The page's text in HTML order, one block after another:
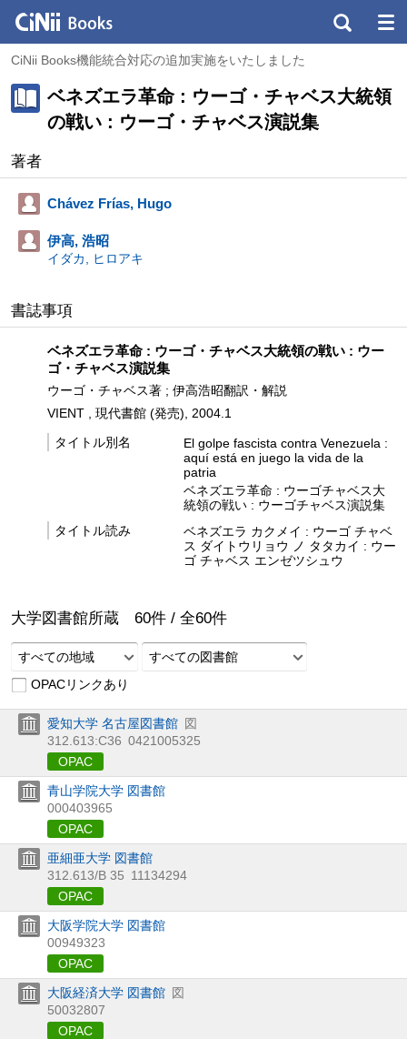
CiNii Books機能統合対応の追加実施をいたしました
ベネズエラ革命 : ウーゴ・チャベス大統領
の戦い : ウーゴ・チャベス演説集
著者
Chávez Frías, Hugo
伊高, 浩昭
イダカ, ヒロアキ
書誌事項
ベネズエラ革命 : ウーゴ・チャベス大統領の戦い : ウー
ゴ・チャベス演説集
ウーゴ・チャベス著 ; 伊高浩昭翻訳・解説
VIENT , 現代書館 (発売), 2004.1
タイトル別名
El golpe fascista contra Venezuela :
aquí está en juego la vida de la
patria
ベネズエラ革命 : ウーゴチャベス大
統領の戦い : ウーゴチャベス演説集
タイトル読み
ベネズエラ カクメイ : ウーゴ チャベ
ス ダイトウリョウ ノ タタカイ : ウー
ゴ チャベス エンゼツシュウ
大学図書館所蔵 60件 / 全60件
すべての地域
すべての図書館
OPACリンクあり
愛知大学 名古屋図書館 図
312.613:C36 0421005325
OPAC
青山学院大学 図書館
000403965
OPAC
亜細亜大学 図書館
312.613/B 35 11134294
OPAC
大阪学院大学 図書館
00949323
OPAC
大阪経済大学 図書館 図
50032807
OPAC